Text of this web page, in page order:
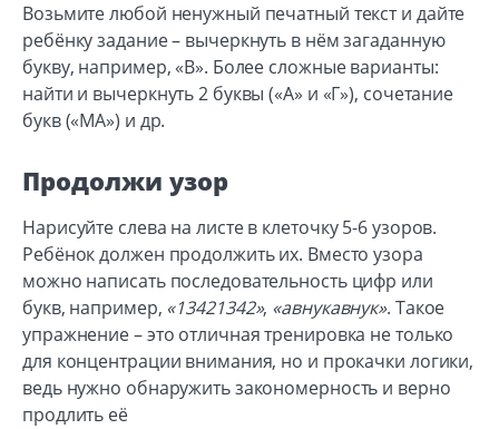
Возьмите любой ненужный печатный текст и дайте
ребёнку задание – вычеркнуть в нём загаданную
букву, например, «В». Более сложные варианты:
найти и вычеркнуть 2 буквы («А» и «Г»), сочетание
букв («МА») и др.
Продолжи узор
Нарисуйте слева на листе в клеточку 5-6 узоров.
Ребёнок должен продолжить их. Вместо узора
можно написать последовательность цифр или
букв, например, «13421342», «авнукавнук». Такое
упражнение – это отличная тренировка не только
для концентрации внимания, но и прокачки логики,
ведь нужно обнаружить закономерность и верно
продлить её